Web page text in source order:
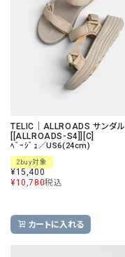
TELIC｜ALLROADS サンダル
[[ALLROADS-S4]][C]
ﾍﾞｰｼﾞｭ／US6(24cm)
2buy対象
¥15,400
¥10,780税込
カートに入れる